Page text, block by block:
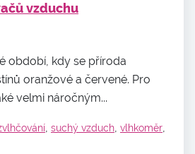
vzduchu
období, kdy se příroda
oranžové a červené. Pro
velmi náročným...
, suchý vzduch, vlhkoměr,